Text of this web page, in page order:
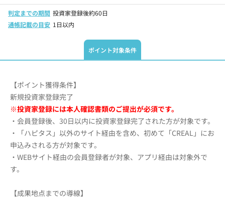
判定までの期間 投資家登録後約60日
通帳記載の目安 1日以内
ポイント対象条件
【ポイント獲得条件】
新規投資家登録完了
※投資家登録には本人確認書類のご提出が必須です。
・会員登録後、30日以内に投資家登録完了された方が対象です。
・「ハピタス」以外のサイト経由を含め、初めて「CREAL」にお
申込みされる方が対象です。
・WEBサイト経由の会員登録者が対象、アプリ経由は対象外で
す。
【成果地点までの導線】